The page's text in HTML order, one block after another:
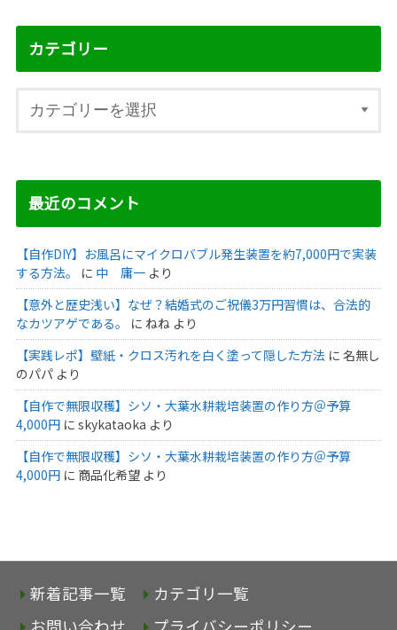
カテゴリー
最近のコメント
【自作DIY】お風呂にマイクロバブル発生装置を約7,000円で実装
する方法。
に 中 庸一より
【意外と歴史浅い】なぜ？結婚式のご祝儀3万円習慣は、合法的
なカツアゲである。
に ねねより
【実践レポ】壁紙・クロス汚れを白く塗って隠した方法 に 名無し
のパパより
【自作で無限収穫】シソ・大葉水耕栽培装置の作り方＠予算
4,000円に skykataoka より
【自作で無限収穫】シソ・大葉水耕栽培装置の作り方＠予算
4,000円に 商品化希望より
新着記事一覧
カテゴリ一覧